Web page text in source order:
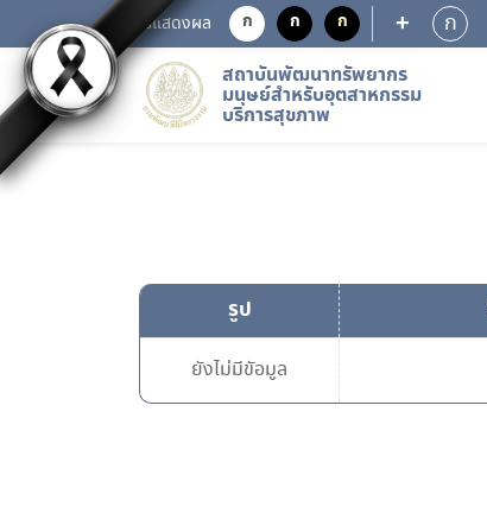
การแสดงผล ก ก ก + ก
สถาบันพัฒนาทรัพยากร
มนุษย์สำหรับอุตสาหกรรม
บริการสุขภาพ
รูป
ยังไม่มีขัอมูล